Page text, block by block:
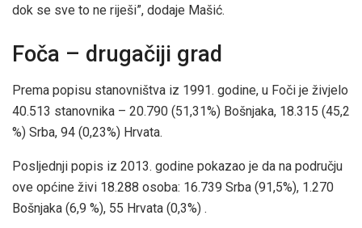
dok se sve to ne riješi”, dodaje Mašić.
Foča – drugačiji grad
Prema popisu stanovništva iz 1991. godine, u Foči je živjelo
40.513 stanovnika – 20.790 (51,31%) Bošnjaka, 18.315 (45,2
%) Srba, 94 (0,23%) Hrvata.
Posljednji popis iz 2013. godine pokazao je da na području
ove općine živi 18.288 osoba: 16.739 Srba (91,5%), 1.270
Bošnjaka (6,9 %), 55 Hrvata (0,3%) .